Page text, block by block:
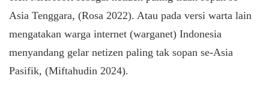
Asia Tenggara, (Rosa 2022). Atau pada versi warta lain
mengatakan warga internet (warganet) Indonesia
menyandang gelar netizen paling tak sopan se-Asia
Pasifik, (Miftahudin 2024).